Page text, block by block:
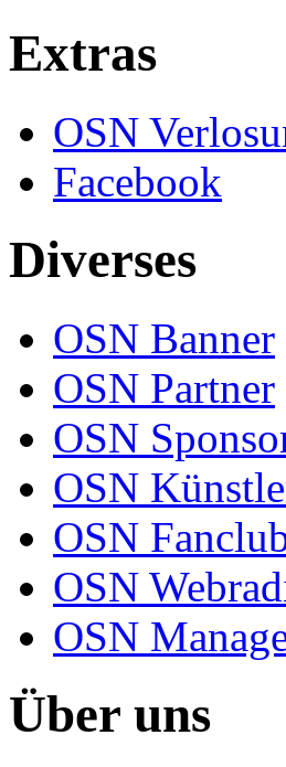
Extras
OSN
Facebook
Diverses
OSN Banner
OSN Partner
OSN
OSN
OSN
OSN
OSN
Über uns